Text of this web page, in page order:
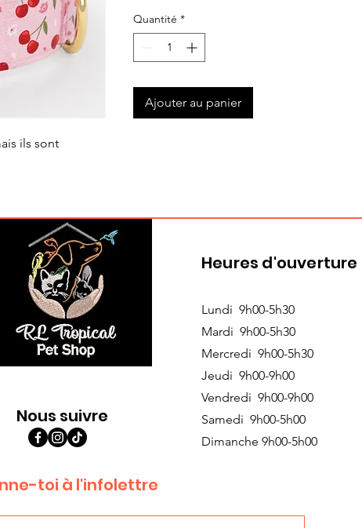
ils sont
Quantité *
Ajouter au panier
Nous suivre
Heures d'ouverture
Lundi 9h00-5h30
Mardi 9h00-5h30
Mercredi 9h00-5h30
Jeudi 9h00-9h00
Vendredi 9h00-9h00
Samedi 9h00-5h00
Dimanche 9h00-5h00
toi à l'infolettre